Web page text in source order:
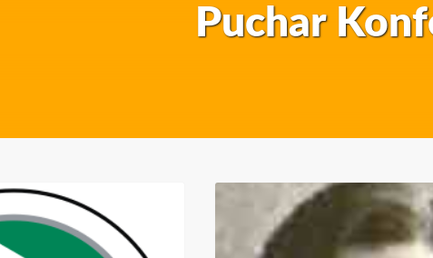
Puchar